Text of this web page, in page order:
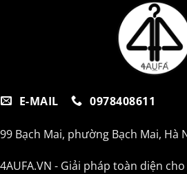
E-MAIL 0978408611
99 Bạch Mai, phường Bạch Mai, Hà
4AUFA.VN - Giải pháp toàn diện